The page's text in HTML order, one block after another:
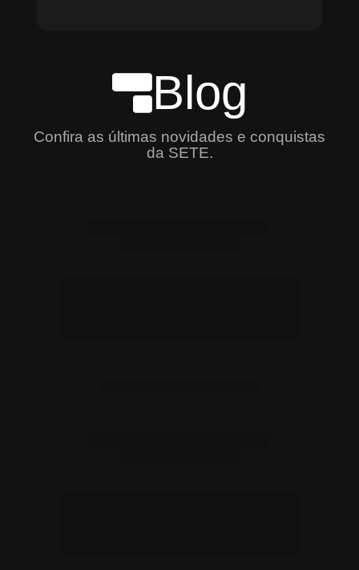
Blog
Confira as últimas novidades e conquistas
da SETE.